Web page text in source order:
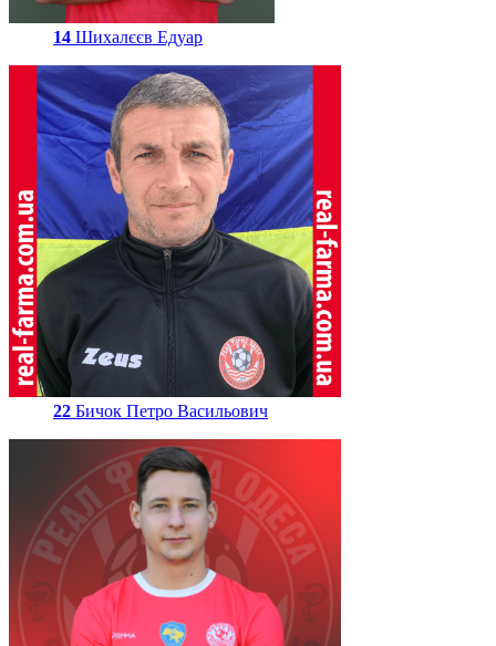
14 Шихалєєв Едуар
22 Бичок Петро Васильович